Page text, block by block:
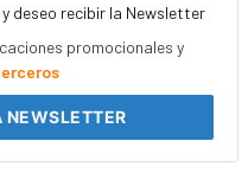
y deseo recibir la Newsletter
promocionales y
NEWSLETTER